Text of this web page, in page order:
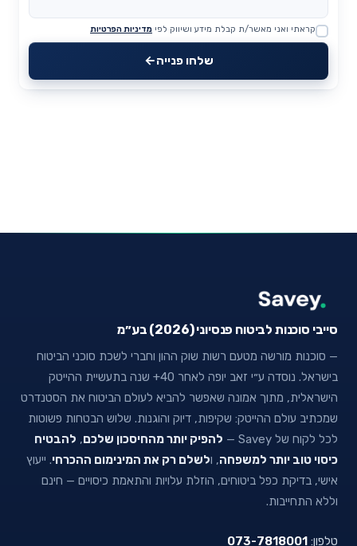
Website
קראתי ואני מאשר/ת קבלת מידע ושיווק לפי מדיניות הפרטיות
שלחו פנייה
סייבי סוכנות לביטוח פנסיוני (2026) בע״מ
— סוכנות מורשה מטעם רשות שוק ההון וחברי לשכת סוכני הביטוח
בישראל. נוסדה ע״י זאב יופה לאחר 40+ שנה בתעשיית ההייטק
הישראלית, מתוך אמונה שאפשר להביא לעולם הביטוח את הסטנדרט
שמכתיב עולם ההייטק: שקיפות, דיוק והוגנות. שלוש הבטחות פשוטות
לכל לקוח של Savey —
להפיק יותר מהחיסכון שלכם, להבטיח
כיסוי טוב יותר למשפחה, ולשלם רק את המינימום ההכרחי. ייעוץ
אישי, בדיקת כפל ביטוחים, הוזלת עלויות והתאמת כיסויים — חינם
וללא התחייבות.
טלפון: 073-7818001